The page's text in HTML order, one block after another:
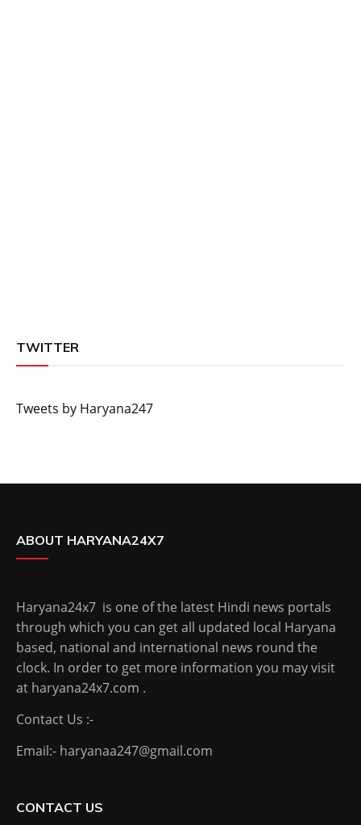
TWITTER
Tweets by Haryana247
ABOUT HARYANA24X7
Haryana24x7 is one of the latest Hindi news portals
through which you can get all updated local Haryana
based, national and international news round the
clock. In order to get more information you may visit
at haryana24x7.com .
Contact Us :-
Email:- haryanaa247@gmail.com
CONTACT US